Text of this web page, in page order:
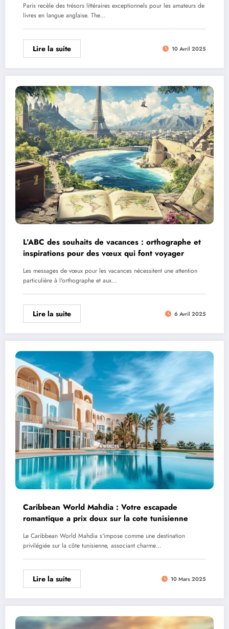
Paris recèle des trésors littéraires exceptionnels pour les amateurs de
livres en langue anglaise. The…
Lire la suite 10 Avril 2025
L’ABC des souhaits de vacances : orthographe et
inspirations pour des vœux qui font voyager
Les messages de vœux pour les vacances nécessitent une attention
particulière à l'orthographe et aux…
Lire la suite 6 Avril 2025
Caribbean World Mahdia : Votre escapade
romantique a prix doux sur la cote tunisienne
Le Caribbean World Mahdia s'impose comme une destination
privilégiée sur la côte tunisienne, associant charme…
Lire la suite 10 Mars 2025